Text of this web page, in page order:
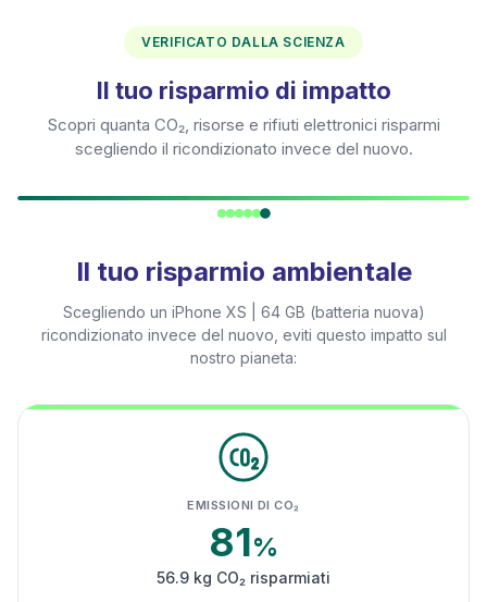
VERIFICATO DALLA SCIENZA
Il tuo risparmio di impatto
Scopri quanta CO₂, risorse e rifiuti elettronici risparmi
scegliendo il ricondizionato invece del nuovo.
Il tuo risparmio ambientale
Scegliendo un iPhone XS | 64 GB (batteria nuova)
ricondizionato invece del nuovo, eviti questo impatto sul
nostro pianeta:
EMISSIONI DI CO₂
81%
56.9 kg CO₂ risparmiati